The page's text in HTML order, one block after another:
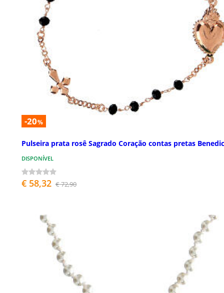
-20%
Pulseira prata rosê Sagrado Coração contas pretas
DISPONÍVEL
€ 58,32 € 72,90